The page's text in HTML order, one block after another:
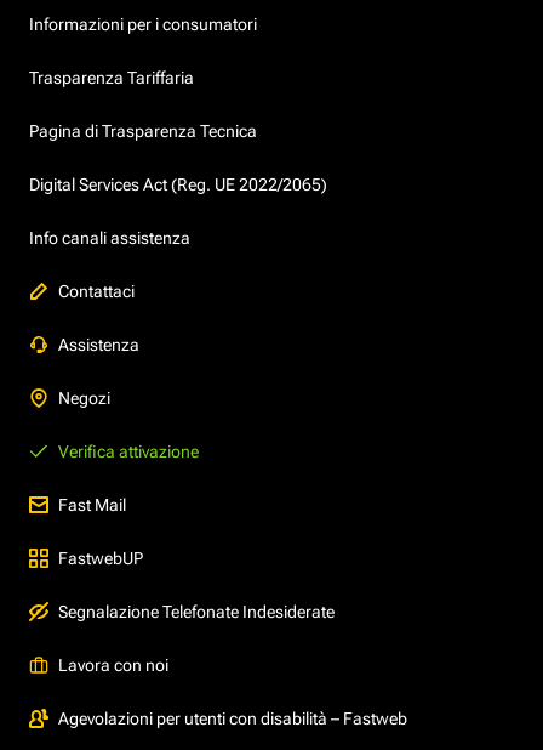
Informazioni per i consumatori
Trasparenza Tariffaria
Pagina di Trasparenza Tecnica
Digital Services Act (Reg. UE 2022/2065)
Info canali assistenza
Contattaci
Assistenza
Negozi
Verifica attivazione
Fast Mail
FastwebUP
Segnalazione Telefonate Indesiderate
Lavora con noi
Agevolazioni per utenti con disabilità – Fastweb